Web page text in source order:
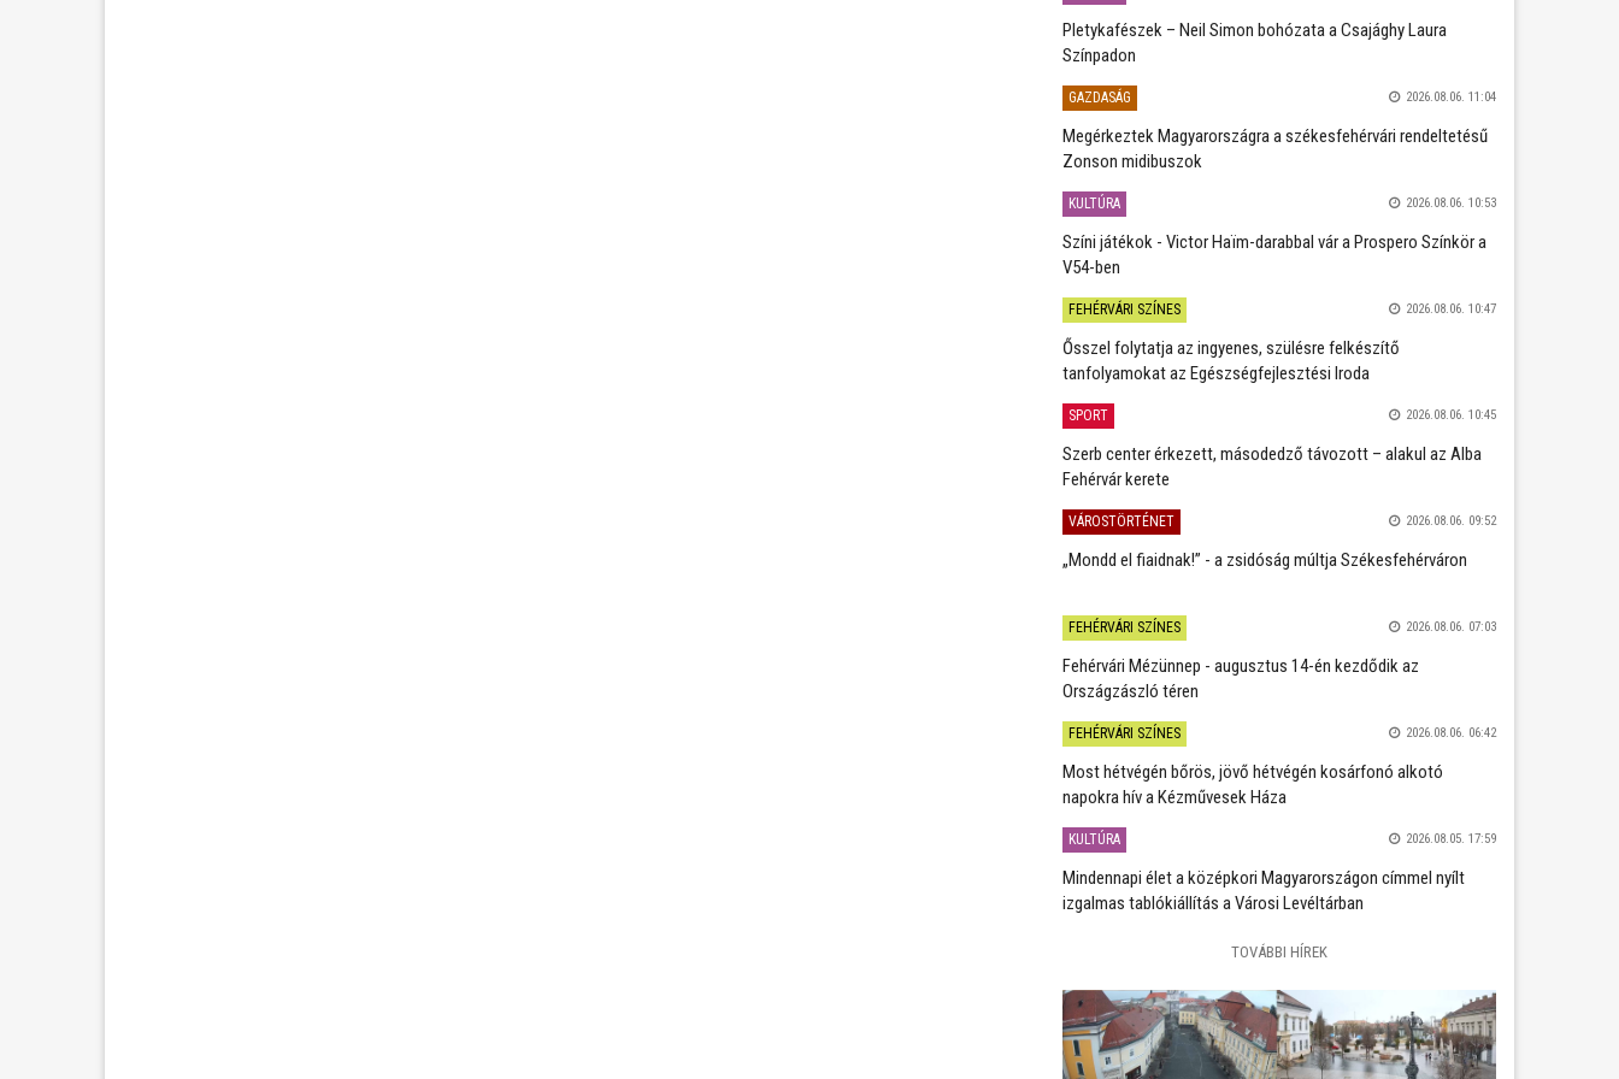
Pletykafészek – Neil Simon bohózata a Csajághy Laura
Színpadon
GAZDASÁG 2026.08.06. 11:04
Megérkeztek Magyarországra a székesfehérvári rendeltetésű
Zonson midibuszok
KULTÚRA 2026.08.06. 10:53
Színi játékok - Victor Haïm-darabbal vár a Prospero Színkör a
V54-ben
FEHÉRVÁRI SZÍNES 2026.08.06. 10:47
Ősszel folytatja az ingyenes, szülésre felkészítő
tanfolyamokat az Egészségfejlesztési Iroda
SPORT 2026.08.06. 10:45
Szerb center érkezett, másodedző távozott – alakul az Alba
Fehérvár kerete
VÁROSTÖRTÉNET 2026.08.06. 09:52
„Mondd el fiaidnak!” - a zsidóság múltja Székesfehérváron
FEHÉRVÁRI SZÍNES 2026.08.06. 07:03
Fehérvári Mézünnep - augusztus 14-én kezdődik az
Országzászló téren
FEHÉRVÁRI SZÍNES 2026.08.06. 06:42
Most hétvégén bőrös, jövő hétvégén kosárfonó alkotó
napokra hív a Kézművesek Háza
KULTÚRA 2026.08.05. 17:59
Mindennapi élet a középkori Magyarországon címmel nyílt
izgalmas tablókiállítás a Városi Levéltárban
TOVÁBBI HÍREK